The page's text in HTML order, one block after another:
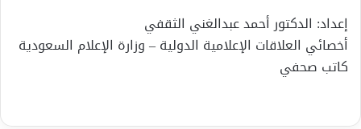
إعداد: الدكتور أحمد عبدالغني الثقفي
أخصائي العلاقات الإعلامية الدولية – وزارة الإعلام السعودية
كاتب صحفي